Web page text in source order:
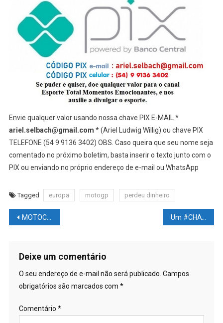
Envie qualquer valor usando nossa chave PIX E-MAIL *
ariel.selbach@gmail.com * (Ariel Ludwig Willig) ou chave PIX
TELEFONE (54 9 9136 3402) OBS. Caso queira que seu nome seja
comentado no próximo boletim, basta inserir o texto junto com o
PIX ou enviando no próprio endereço de e-mail ou WhatsApp
Tagged europa motogp perdeu dinheiro
Navegação
Post
MOTOCICLISMO NEWS – MOTOGP: Notícias sobre a mudança de Rossi da Ducati para a Yamaha
Deixe um comentário
O seu endereço de e-mail não será publicado. Campos
obrigatórios são marcados com *
Comentário *